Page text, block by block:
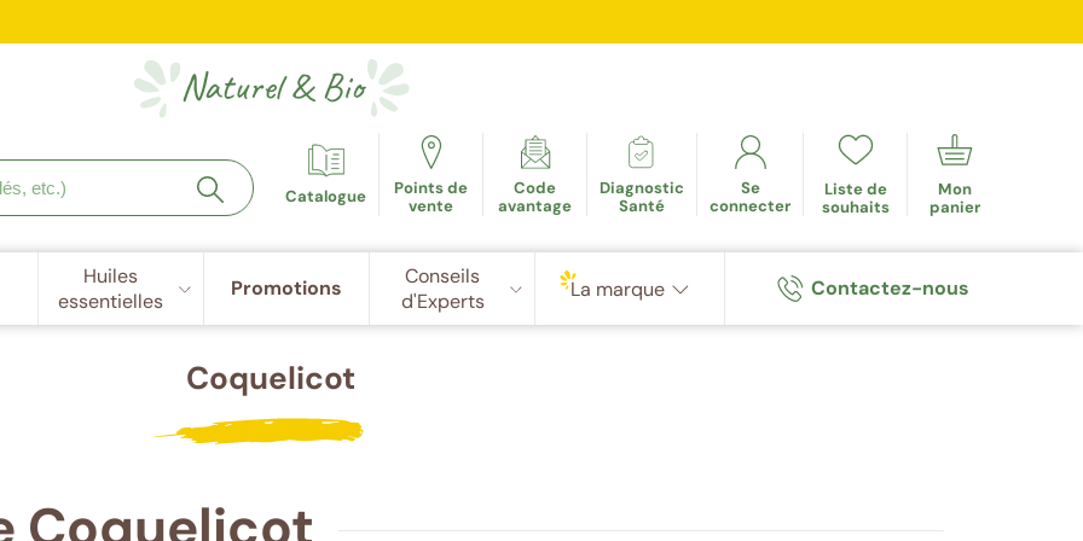
fidélité récompensée : 5€ de réduction dès 100 points cumulés
Naturel&Bio
Catalogue
Points de
vente
Code
avantage
Diagnostic
Santé
Se
connecter
Liste de
souhaits
Mon
panier
Huiles
essentielles
Promotions
Conseils
d'Experts
La marque Contactez-nous
Coquelicot